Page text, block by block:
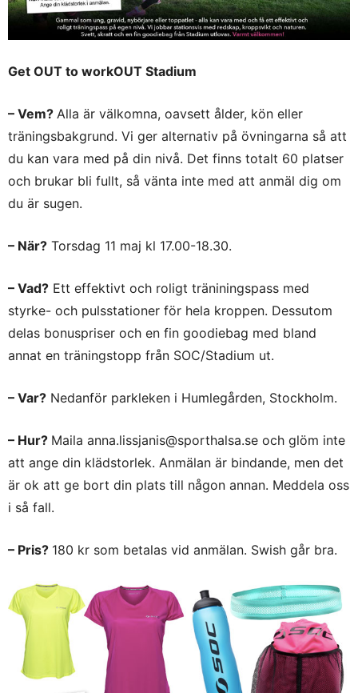
Get OUT to workOUT Stadium
– Vem? Alla är välkomna, oavsett ålder, kön eller
träningsbakgrund. Vi ger alternativ på övningarna så att
du kan vara med på din nivå. Det finns totalt 60 platser
och brukar bli fullt, så vänta inte med att anmäl dig om
du är sugen.
– När? Torsdag 11 maj kl 17.00-18.30.
– Vad? Ett effektivt och roligt träniningspass med
styrke- och pulsstationer för hela kroppen. Dessutom
delas bonuspriser och en fin goodiebag med bland
annat en träningstopp från SOC/Stadium ut.
– Var? Nedanför parkleken i Humlegården, Stockholm.
– Hur? Maila anna.lissjanis@sporthalsa.se och glöm inte
att ange din klädstorlek. Anmälan är bindande, men det
är ok att ge bort din plats till någon annan. Meddela oss
i så fall.
– Pris? 180 kr som betalas vid anmälan. Swish går bra.